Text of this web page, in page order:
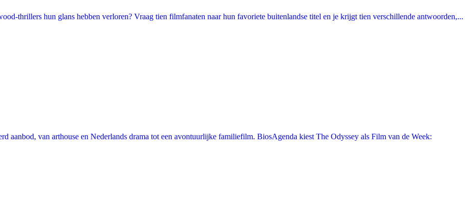
thrillers hun glans hebben verloren? Vraag tien filmfanaten naar hun favoriete buitenlandse titel en je krijgt tien verschillende antwoorden,...
aanbod, van arthouse en Nederlands drama tot een avontuurlijke familiefilm. BiosAgenda kiest The Odyssey als Film van de Week: